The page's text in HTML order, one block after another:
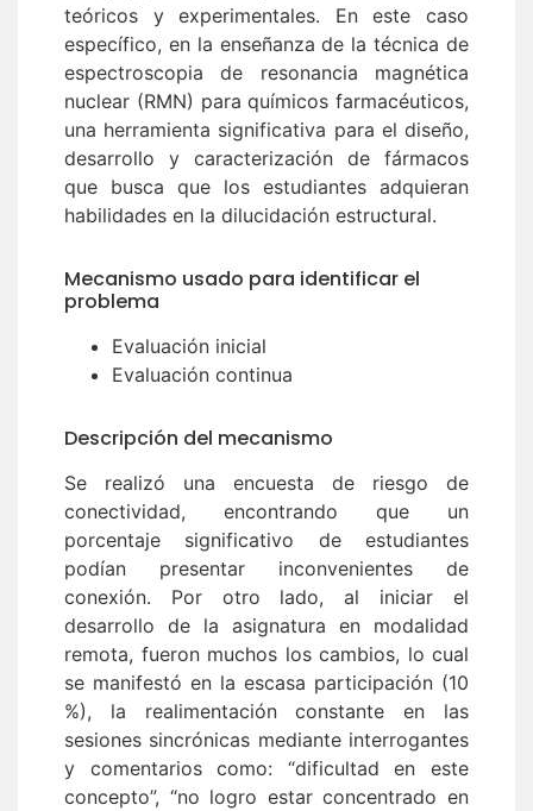
teóricos y experimentales. En este caso
específico, en la enseñanza de la técnica de
espectroscopia de resonancia magnética
nuclear (RMN) para químicos farmacéuticos,
una herramienta significativa para el diseño,
desarrollo y caracterización de fármacos
que busca que los estudiantes adquieran
habilidades en la dilucidación estructural.
Mecanismo usado para identificar el
problema
Evaluación inicial
Evaluación continua
Descripción del mecanismo
Se realizó una encuesta de riesgo de
conectividad, encontrando que un
porcentaje significativo de estudiantes
podían presentar inconvenientes de
conexión. Por otro lado, al iniciar el
desarrollo de la asignatura en modalidad
remota, fueron muchos los cambios, lo cual
se manifestó en la escasa participación (10
%), la realimentación constante en las
sesiones sincrónicas mediante interrogantes
y comentarios como: “dificultad en este
concepto”, “no logro estar concentrado en